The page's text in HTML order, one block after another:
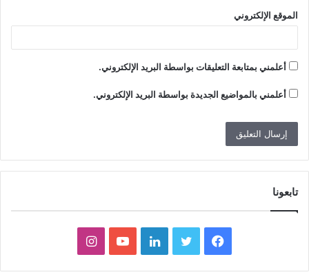
الموقع الإلكتروني
أعلمني بمتابعة التعليقات بواسطة البريد الإلكتروني.
أعلمني بالمواضيع الجديدة بواسطة البريد الإلكتروني.
تابعونا
ي
و
ي
و
ن